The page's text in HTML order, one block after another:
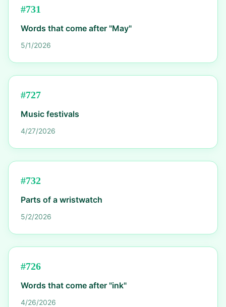
#731
Words that come after "May"
5/1/2026
#727
Music festivals
4/27/2026
#732
Parts of a wristwatch
5/2/2026
#726
Words that come after "ink"
4/26/2026